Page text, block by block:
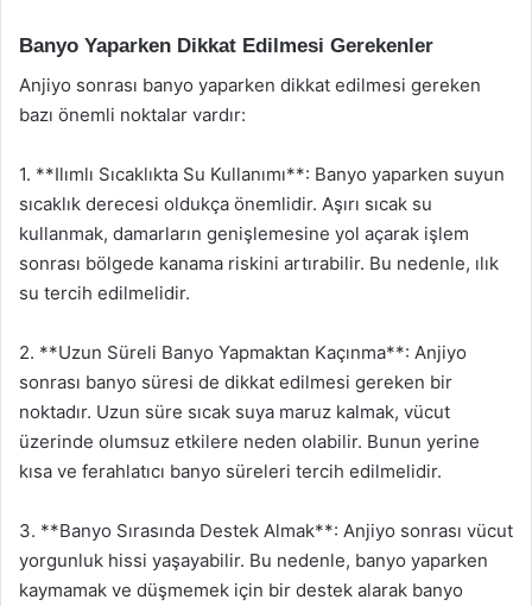
Banyo Yaparken Dikkat Edilmesi Gerekenler
Anjiyo sonrası banyo yaparken dikkat edilmesi gereken
bazı önemli noktalar vardır:
1. **Ilımlı Sıcaklıkta Su Kullanımı**: Banyo yaparken suyun
sıcaklık derecesi oldukça önemlidir. Aşırı sıcak su
kullanmak, damarların genişlemesine yol açarak işlem
sonrası bölgede kanama riskini artırabilir. Bu nedenle, ılık
su tercih edilmelidir.
2. **Uzun Süreli Banyo Yapmaktan Kaçınma**: Anjiyo
sonrası banyo süresi de dikkat edilmesi gereken bir
noktadır. Uzun süre sıcak suya maruz kalmak, vücut
üzerinde olumsuz etkilere neden olabilir. Bunun yerine
kısa ve ferahlatıcı banyo süreleri tercih edilmelidir.
3. **Banyo Sırasında Destek Almak**: Anjiyo sonrası vücut
yorgunluk hissi yaşayabilir. Bu nedenle, banyo yaparken
kaymamak ve düşmemek için bir destek alarak banyo